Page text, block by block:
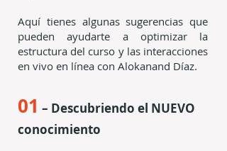
Aquí tienes algunas sugerencias que
pueden ayudarte a optimizar la
estructura del curso y las interacciones
en vivo en línea con Alokanand Díaz.
01 – Descubriendo el NUEVO
conocimiento